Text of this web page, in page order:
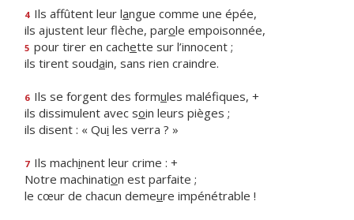
4 Ils affûtent leur langue comme une épée,
ils ajustent leur flèche, parole empoisonnée,
5 pour tirer en cachette sur l’innocent ;
ils tirent soudain, sans rien craindre.
6 Ils se forgent des formules maléfiques, +
ils dissimulent avec soin leurs pièges ;
ils disent : « Qui les verra ? »
7 Ils machinent leur crime : +
Notre machination est parfaite ;
le cœur de chacun demeure impénétrable !